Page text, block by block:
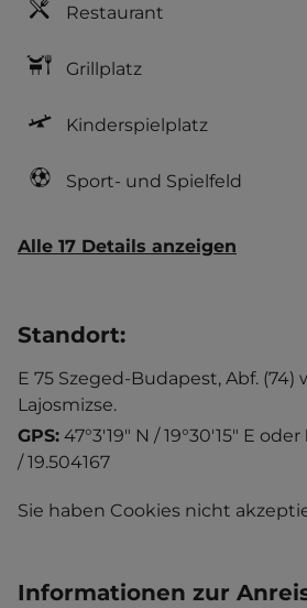
Restaurant
Grillplatz
Kinderspielplatz
Sport- und Spielfeld
Alle 17 Details anzeigen
Standort:
E 75 Szeged-Budapest, Abf. (74)
Lajosmizse.
GPS: 47°3'19" N / 19°30'15" E oder
/ 19.504167
Sie haben Cookies nicht
Informationen zur